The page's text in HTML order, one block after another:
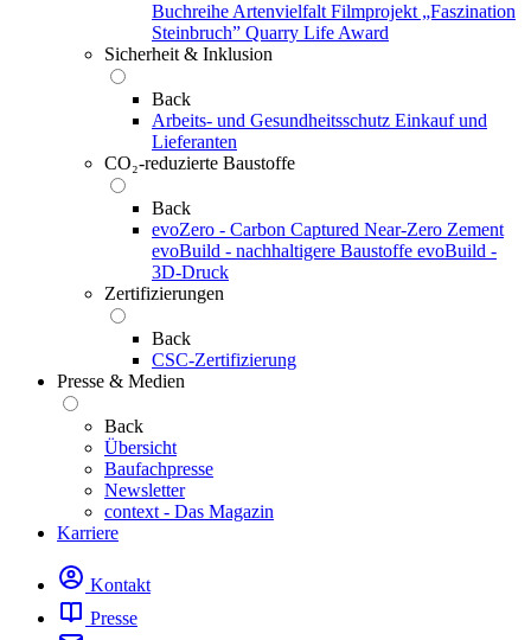
Buchreihe Artenvielfalt Filmprojekt „Faszination
Steinbruch” Quarry Life Award
Sicherheit & Inklusion
Back
Arbeits- und Gesundheitsschutz Einkauf und
Lieferanten
CO₂-reduzierte Baustoffe
Back
evoZero - Carbon Captured Near-Zero Zement
evoBuild - nachhaltigere Baustoffe evoBuild -
3D-Druck
Zertifizierungen
Back
CSC-Zertifizierung
Presse & Medien
Back
Übersicht
Baufachpresse
Newsletter
context - Das Magazin
Karriere
Kontakt
Presse